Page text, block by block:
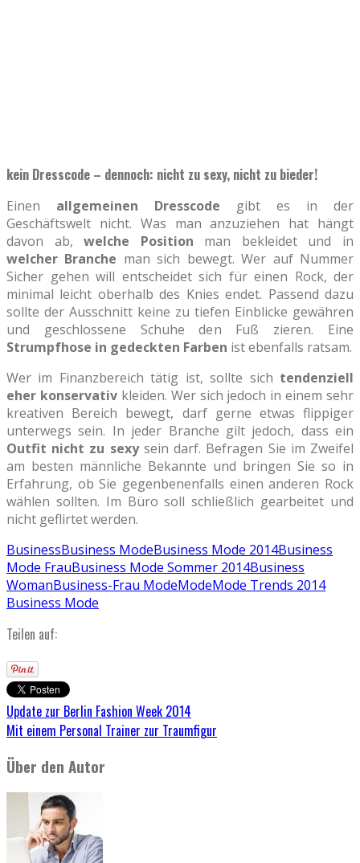
kein Dresscode – dennoch: nicht zu sexy, nicht zu bieder!
Einen allgemeinen Dresscode gibt es in der
Geschäftswelt nicht. Was man anzuziehen hat hängt
davon ab,welche Position man bekleidet und in
welcher Branche man sich bewegt. Wer auf Nummer
Sicher gehen will entscheidet sich für einen Rock, der
minimal leicht oberhalb des Knies endet. Passend dazu
sollte der Ausschnitt keine zu tiefen Einblicke gewähren
und geschlossene Schuhe den Fuß zieren. Eine
Strumpfhose in gedeckten Farben ist ebenfalls ratsam.
Wer im Finanzbereich tätig ist, sollte sich tendenziell
eher konservativkleiden. Wer sich jedoch in einem sehr
kreativen Bereich bewegt, darf gerne etwas flippiger
unterwegs sein. In jeder Branche gilt jedoch, dass ein
Outfit nicht zu sexysein darf. Befragen Sie im Zweifel
am besten männliche Bekannte und bringen Sie so in
Erfahrung, ob Sie gegenbenenfalls einen anderen Rock
wählen sollten. Im Büro soll schließlich gearbeitet und
nicht geflirtet werden.
BusinessBusiness ModeBusiness Mode 2014Business
Mode FrauBusiness Mode Sommer 2014Business
WomanBusiness-Frau ModeModeMode Trends 2014
Business Mode
Teilen auf:
Update zur Berlin Fashion Week 2014
Mit einem Personal Trainer zur Traumfigur
Über den Autor